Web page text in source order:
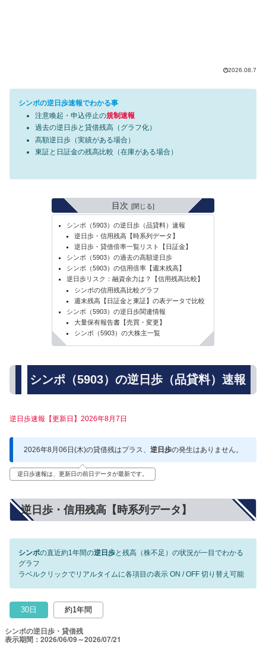
2026.08.7
シンポの逆日歩速報でわかる事
注意喚起・申込停止の規制速報
過去の逆日歩と貸借残高（グラフ化）
高額逆日歩（実績がある場合）
東証と日証金の残高比較（在庫がある場合）
目次
シンポ（5903）の逆日歩（品貸料）速報
逆日歩・信用残高【時系列データ】
逆日歩・貸借倍率一覧リスト【日証金】
シンポ（5903）の過去の高額逆日歩
シンポ（5903）の信用倍率【週末残高】
逆日歩リスク：融資余力は？【信用残高比較】
シンポの信用残高比較グラフ
週末残高【日証金と東証】の表データで比較
シンポ（5903）の逆日歩関連情報
大量保有報告書【売買・変更】
シンポ（5903）の大株主一覧
シンポ（5903）の逆日歩（品貸料）速報
逆日歩速報【更新日】2026年8月7日
2026年8月06日(木)の貸借残はプラス、 逆日歩の発生はありません。
逆日歩速報は、更新日の前日データが最新です。
逆日歩・信用残高【時系列データ】
シンポの直近約1年間の逆日歩と残高（株不足）の状況が一目でわかる
グラフ
ラベルクリックでリアルタイムに各項目の表示 ON / OFF 切り替え可能
30日 約1年間